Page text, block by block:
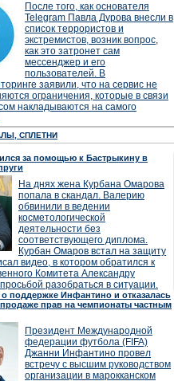
После того, как основателя
Telegram Павла Дурова внесли в
список террористов и
экстремистов, возник вопрос,
как это затронет сам
мессенджер и его
пользователей. В
заявили, что на сервис не
ограничения, которые в связи
накладываются на самого
СПЛЕТНИ
за помощью к Бастрыкину в
На днях жена Курбана Омарова
попала в скандал. Валерию
обвинили в ведении
косметологической
деятельности без
соответствующего диплома.
Курбан Омаров встал на защиту
видео, в котором обратился к
Комитета Александру
разобраться в ситуации.
о поддержке Инфантино и отказалась
продаже прав на чемпионаты частным
Президент Международной
федерации футбола (FIFA)
Джанни Инфантино провел
встречу с высшим руководством
организации в марокканском